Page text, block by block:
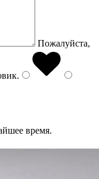
Пожалуйста,
.
время.